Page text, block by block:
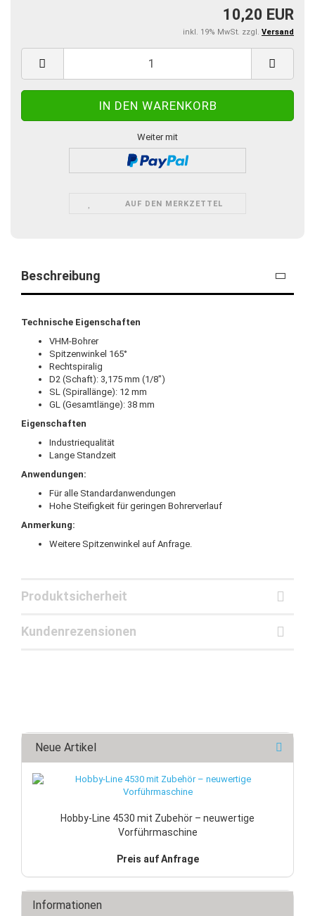
10,20 EUR
inkl. 19% MwSt. zzgl. Versand
Weiter mit
AUF DEN MERKZETTEL
Beschreibung
Technische Eigenschaften
VHM-Bohrer
Spitzenwinkel 165°
Rechtspiralig
D2 (Schaft): 3,175 mm (1/8")
SL (Spirallänge): 12 mm
GL (Gesamtlänge): 38 mm
Eigenschaften
Industriequalität
Lange Standzeit
Anwendungen:
Für alle Standardanwendungen
Hohe Steifigkeit für geringen Bohrerverlauf
Anmerkung:
Weitere Spitzenwinkel auf Anfrage.
Produktsicherheit
Kundenrezensionen
Neue Artikel
Hobby-Line 4530 mit Zubehör – neuwertige
Vorführmaschine
Preis auf Anfrage
Informationen